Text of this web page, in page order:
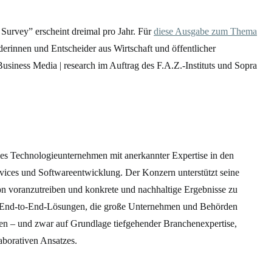
erscheint dreimal pro Jahr. Fürdiese Ausgabe zum Thema
und Entscheider aus Wirtschaft und öffentlicher
Media | research im Auftrag des F.A.Z.-Instituts und Sopra
Technologieunternehmen mit anerkannter Expertise in den
und Softwareentwicklung. Der Konzern unterstützt seine
voranzutreiben und konkrete und nachhaltige Ergebnisse zu
to-End-Lösungen, die große Unternehmen und Behörden
– und zwar auf Grundlage tiefgehender Branchenexpertise,
Ansatzes.